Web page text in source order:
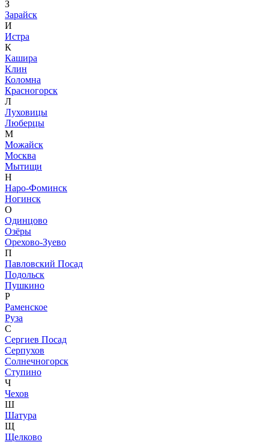
З
Зарайск
И
Истра
К
Кашира
Клин
Коломна
Красногорск
Л
Луховицы
Люберцы
М
Можайск
Москва
Мытищи
Н
Наро-Фоминск
Ногинск
О
Одинцово
Озёры
Орехово-Зуево
П
Павловский Посад
Подольск
Пушкино
Р
Раменское
Руза
С
Сергиев Посад
Серпухов
Солнечногорск
Ступино
Ч
Чехов
Ш
Шатура
Щ
Щелково